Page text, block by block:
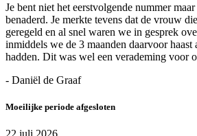
Je bent niet het eerstvolgende nummer
benaderd. Je merkte tevens dat de vrouw
geregeld en al snel waren we in gesprek
inmiddels we de 3 maanden daarvoor haast
hadden. Dit was wel een verademing voor
- Daniël de Graaf
Moeilijke periode afgesloten